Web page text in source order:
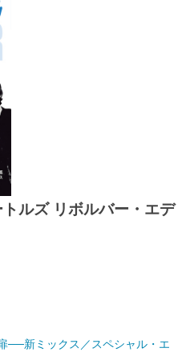
ルズ リボルバー・エデ
──新ミックス／スペシャル・エ